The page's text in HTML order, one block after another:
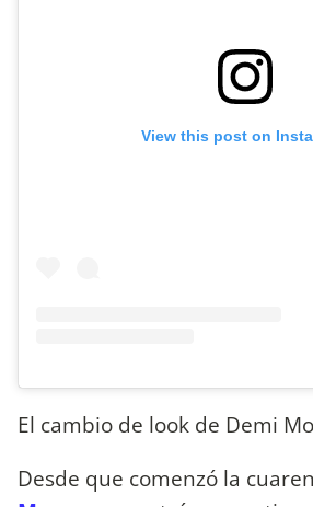
View this post on
El cambio de look de Demi
Desde que comenzó la